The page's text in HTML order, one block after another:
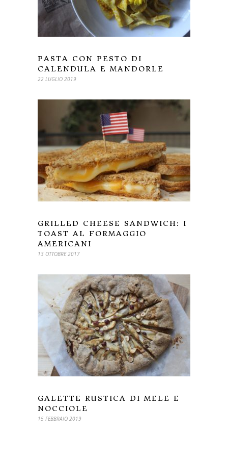
PASTA CON PESTO DI
CALENDULA E MANDORLE
22 LUGLIO 2019
GRILLED CHEESE SANDWICH: I
TOAST AL FORMAGGIO
AMERICANI
13 OTTOBRE 2017
GALETTE RUSTICA DI MELE E
NOCCIOLE
15 FEBBRAIO 2019